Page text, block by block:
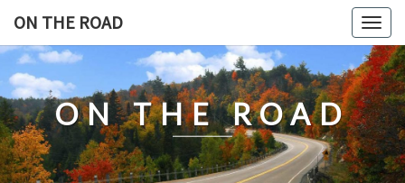
content
ON THE ROAD
ON THE ROAD